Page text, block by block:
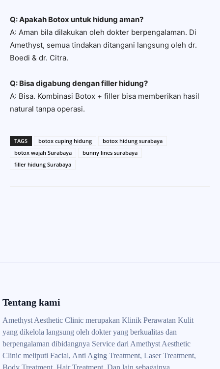
Q: Apakah Botox untuk hidung aman?
A: Aman bila dilakukan oleh dokter berpengalaman. Di
Amethyst, semua tindakan ditangani langsung oleh dr.
Boedi & dr. Citra.
Q: Bisa digabung dengan filler hidung?
A: Bisa. Kombinasi Botox + filler bisa memberikan hasil
natural tanpa operasi.
TAGS botox cuping hidung
botox hidung surabaya
botox wajah Surabaya
bunny lines surabaya
filler hidung Surabaya
Tentang kami
Amethyst Aesthetic Clinic merupakan Klinik Perawatan Kulit
yang dikelola langsung oleh dokter yang berkualitas dan
berpengalaman dibidangnya Service dari Amethyst Aesthetic
Clinic meliputi Facial, Anti Aging Treatment, Laser Treatment,
Body Treatment, Hair Treatment, Dan lain sebagainya.